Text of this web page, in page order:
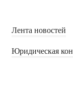
Лента новостей
Юридическая